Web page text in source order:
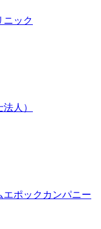
ニック
人）
ポックカンパニー